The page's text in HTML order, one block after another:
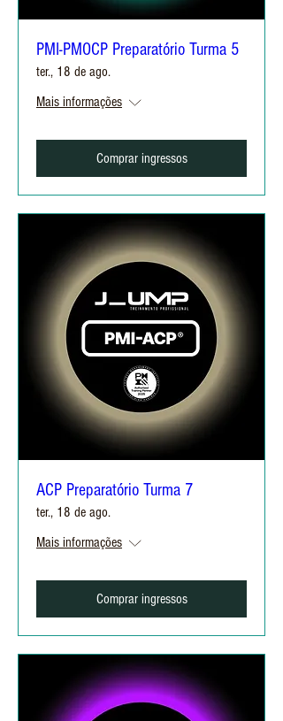
PMI-PMOCP Preparatório Turma 5
ter., 18 de ago.
Mais informações
Comprar ingressos
ACP Preparatório Turma 7
ter., 18 de ago.
Mais informações
Comprar ingressos